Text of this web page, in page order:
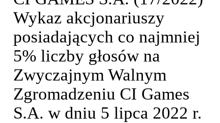
Wykaz akcjonariuszy
posiadających co najmniej
5% liczby głosów na
Zwyczajnym Walnym
Zgromadzeniu CI Games
S.A. w dniu 5 lipca 2022 r.